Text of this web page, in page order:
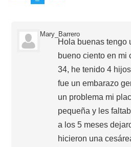
Mary_Barrero
Hola buenas tengo
bueno ciento en mi
34, he tenido 4
fue un embarazo
un problema mi
pequeña y les
a los 5 meses
hicieron una